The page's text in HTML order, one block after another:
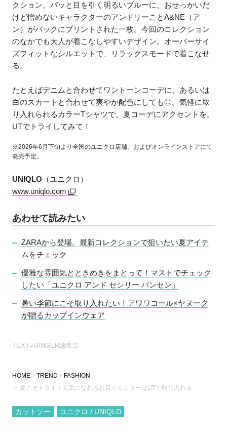
クション。パッと目を引く明るいブルーに、おせっかいだ
けど憎めないキャラクターのアンドリーことA&NE（ア
ン）がバックにプリントされた一枚。今回のコレクション
のなかでも大人が着こなしやすいデザイン。オーバーサイ
ズフィットなシルエットで、リラックスモードで着こなせ
る。
たとえばデニムと合わせてワントーンコーデに、あるいは
白のスカートと合わせて爽やか配色にしても◎。気軽に取
り入れられるカラーTシャツで、夏コーデにアクセントを。
UTでトライしてみて！
※2026年6月下旬より全国のユニクロ店舗、およびオンラインストアにて
発売予定。
UNIQLO （ユニクロ）
www.uniqlo.com
あわせて読みたい
ZARAから登場。最新コレクションで狙いたい夏アイテ
ムをチェック
優雅な雰囲気とときめきをまとって！マストでチェック
したい「ユニクロ アンド セシリー バンセン」
暑い季節にこそ取り入れたい！アワワコール×ヤヌーク
が贈るカップインウェア
TEXT=GINGER編集部
HOME TREND
FASHION
夏こそトライ！元気になれるお目立ちカラーはUTで取り入れる
カットソー ユニクロ / UNIQLO